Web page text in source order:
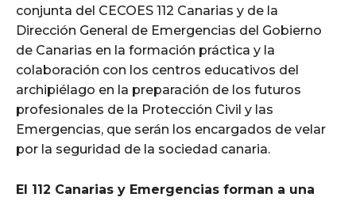
conjunta del CECOES 112 Canarias y de la
Dirección General de Emergencias del Gobierno
de Canarias en la formación práctica y la
colaboración con los centros educativos del
archipiélago en la preparación de los futuros
profesionales de la Protección Civil y las
Emergencias, que serán los encargados de velar
por la seguridad de la sociedad canaria.
El 112 Canarias y Emergencias forman a una